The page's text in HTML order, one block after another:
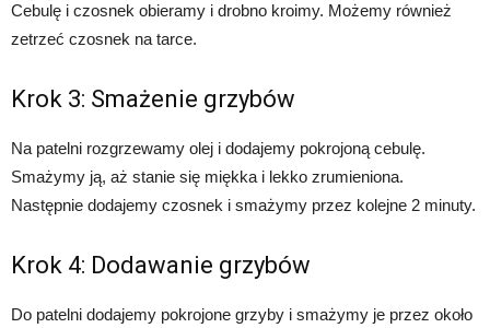
Cebulę i czosnek obieramy i drobno kroimy. Możemy również
zetrzeć czosnek na tarce.
Krok 3: Smażenie grzybów
Na patelni rozgrzewamy olej i dodajemy pokrojoną cebulę.
Smażymy ją, aż stanie się miękka i lekko zrumieniona.
Następnie dodajemy czosnek i smażymy przez kolejne 2 minuty.
Krok 4: Dodawanie grzybów
Do patelni dodajemy pokrojone grzyby i smażymy je przez około